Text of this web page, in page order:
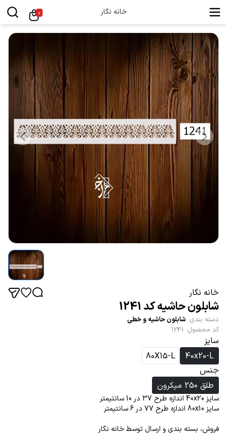
خانه نگار 0
خانه نگار
شابلون حاشیه کد 1241
دسته بندی: شابلون حاشیه و خطی
کد محصول:
1241
سایز
40x20-L
80X15-L
جنس
طلق 250 میکرون
سایز 40x20 اندازه طرح 37 در 10 سانتیمتر
سایز 80x10 اندازه طرح 77 در 6 سانتیمتر
فروش، بسته بندی و ارسال توسط خانه نگار